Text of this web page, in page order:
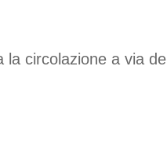
la circolazione a via